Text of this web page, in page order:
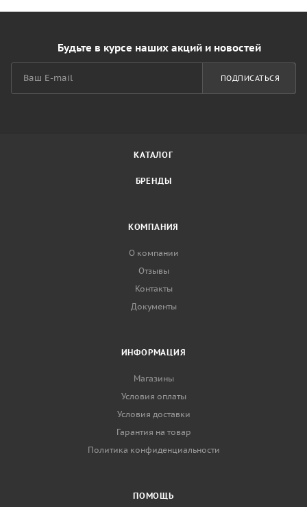
Будьте в курсе наших акций и новостей
ПОДПИСАТЬСЯ
КАТАЛОГ
БРЕНДЫ
КОМПАНИЯ
О компании
Отзывы
Контакты
Документы
ИНФОРМАЦИЯ
Магазины
Условия оплаты
Условия доставки
Гарантия на товар
Политика конфиденциальности
ПОМОЩЬ